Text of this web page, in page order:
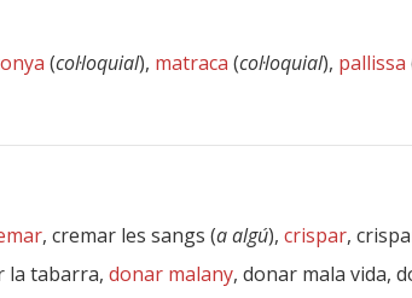
(col·loquial), matraca (col·loquial), pallissa
, cremar les sangs (a algú), crispar,
la tabarra, donar malany, donar mala vida,